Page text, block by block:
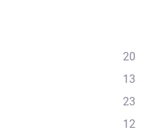
20
13
23
12